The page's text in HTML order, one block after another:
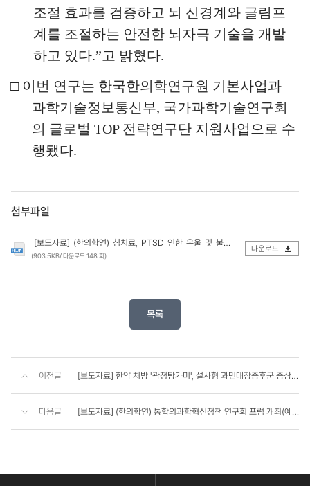
조절 효과를 검증하고 뇌 신경계와 글림프
계를 조절하는 안전한 뇌자극 기술을 개발
하고 있다.”고 밝혔다.
□ 이번 연구는 한국한의학연구원 기본사업과
과학기술정보통신부, 국가과학기술연구회
의 글로벌 TOP 전략연구단 지원사업으로 수
행됐다.
첨부파일
[보도자료]_(한의학연)_침치료,_PTSD_인한_우울_및_불안_개선_효과_확인(업로드).hwp
(903.5KB/ 다운로드 148 회)
다운로드
목록
이전글 [보도자료] 한약 처방 '곽정탕가미', 설사형 과민대장증후군 증상 2배 이상 개선 효과 입증
다음글 [보도자료] (한의학연) 통합의과학혁신정책 연구회 포럼 개최(예정)
하